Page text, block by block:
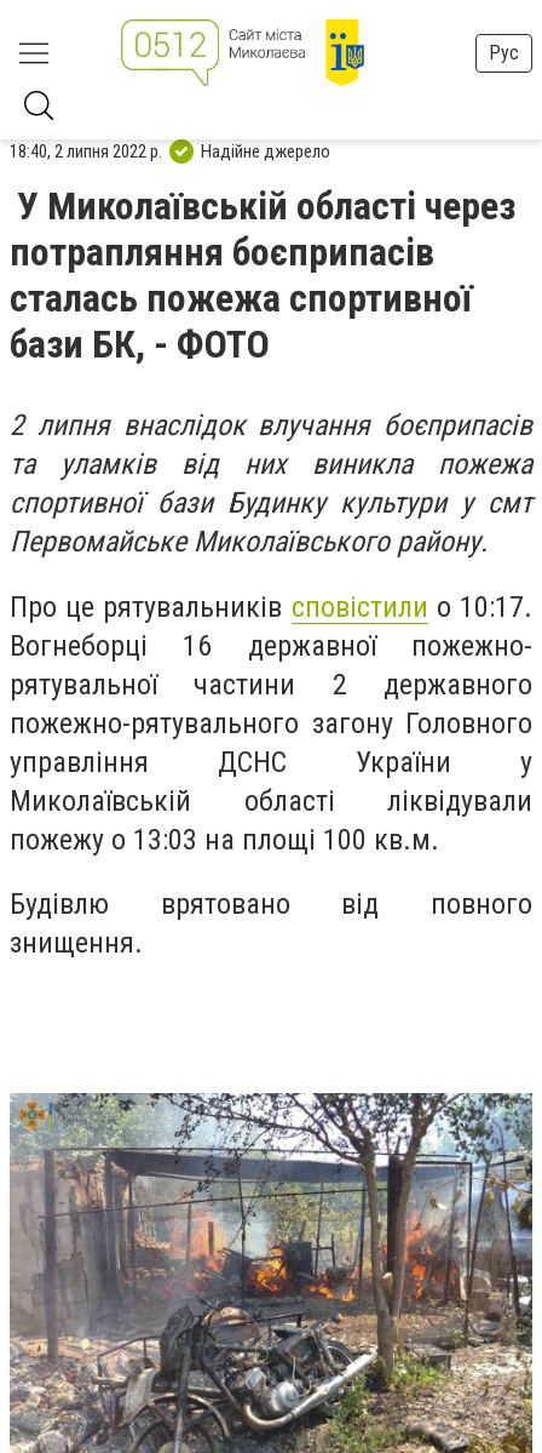
Рус
18:40, 2 липня 2022 р. Надійне джерело
У Миколаївській області через
потрапляння боєприпасів
сталась пожежа спортивної
бази БК, - ФОТО
2 липня внаслідок влучання боєприпасів
та уламків від них виникла пожежа
спортивної бази Будинку культури у смт
Первомайське Миколаївського району.
Про це рятувальників сповістили о 10:17.
Вогнеборці 16 державної пожежно-
рятувальної частини 2 державного
пожежно-рятувального загону Головного
управління ДСНС України у
Миколаївській області ліквідували
пожежу о 13:03 на площі 100 кв.м.
Будівлю врятовано від повного
знищення.